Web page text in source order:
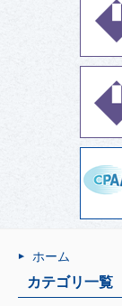
ホーム
カテゴリ一覧